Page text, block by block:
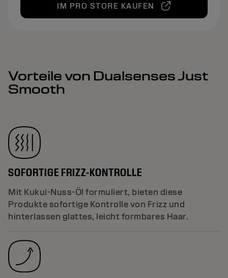
IM PRO STORE KAUFEN
Vorteile von Dualsenses Just
Smooth
SOFORTIGE FRIZZ-KONTROLLE
Mit Kukui-Nuss-Öl formuliert, bieten diese
Produkte sofortige Kontrolle von Frizz und
hinterlassen glattes, leicht formbares Haar.